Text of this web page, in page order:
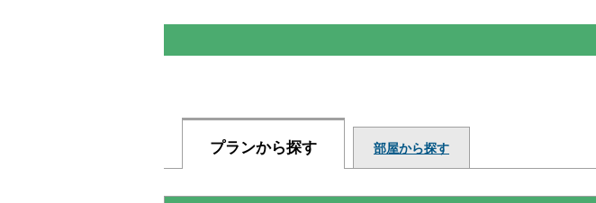
プランから探す 部屋から探す